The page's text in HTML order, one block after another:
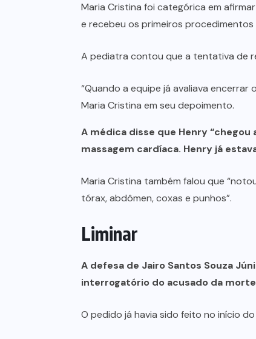
Maria Cristina foi categórica em
e recebeu os primeiros
A pediatra contou que a tentativa de
“Quando a equipe já avaliava
Maria Cristina em seu depoimento.
A médica disse que Henry
massagem cardíaca. Henry já
Maria Cristina também falou que
tórax, abdômen, coxas e punhos”.
Liminar
A defesa de Jairo Santos Souza
interrogatório do acusado da
O pedido já havia sido feito no início